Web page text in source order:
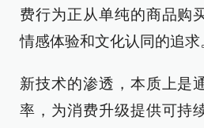
费行为正从单纯的商品购
情感体验和文化认同的追求
新技术的渗透，本质上是
率，为消费升级提供可持